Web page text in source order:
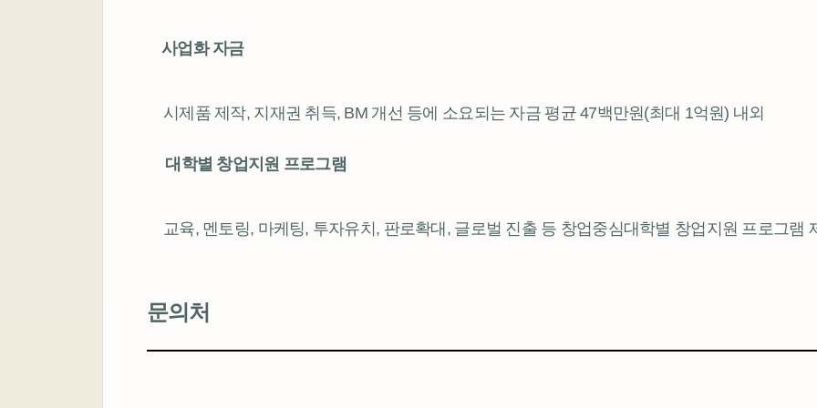
사업화 자금
시제품 제작, 지재권 취득, BM 개선 등에 소요되는 자금 평균 47백만원(최대 1억원) 내외
대학별 창업지원 프로그램
교육, 멘토링, 마케팅, 투자유치, 판로확대, 글로벌 진출 등 창업중심대학별 창업지원 프로그램
문의처